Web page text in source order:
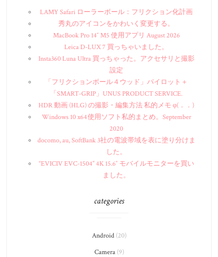
LAMY Safari ローラーボール：フリクション化計画
秀丸のアイコンをかわいく変更する。
MacBook Pro 14″ M5 使用アプリ August 2026
Leica D-LUX 7 買っちゃいました。
Insta360 Luna Ultra 買っちゃった。アクセサリと撮影
設定
「フリクションボール４ウッド」パイロット＋
「SMART-GRIP」UNUS PRODUCT SERVICE.
HDR 動画 (HLG) の撮影・編集方法 私的メモ φ(．．)
Windows 10 x64 使用ソフト私的まとめ。September
2020
docomo, au, SoftBank 3社の電波帯域を表に塗り分けま
した。
“EVICIV EVC-1504” 4K 15.6″ モバイルモニターを買い
ました。
categories
Android(20)
Camera(9)